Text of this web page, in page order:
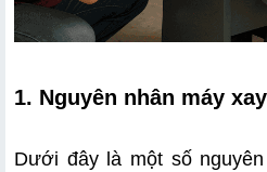
1. Nguyên nhân máy
Dưới đây là một số